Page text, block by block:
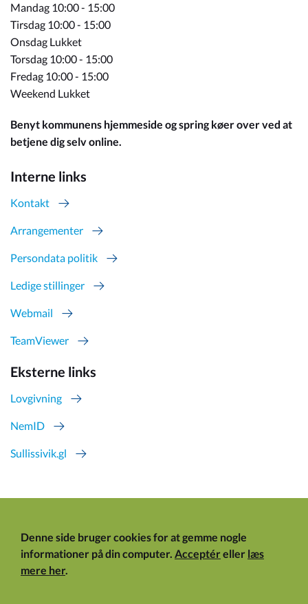
Mandag 10:00 - 15:00
Tirsdag 10:00 - 15:00
Onsdag Lukket
Torsdag 10:00 - 15:00
Fredag 10:00 - 15:00
Weekend Lukket
Benyt kommunens hjemmeside og spring køer over ved at
betjene dig selv online.
Interne links
Kontakt
Arrangementer
Persondata politik
Ledige stillinger
Webmail
TeamViewer
Eksterne links
Lovgivning
NemID
Sullissivik.gl
Denne side bruger cookies for at gemme nogle
informationer på din computer. Acceptéreller læs
mere her.